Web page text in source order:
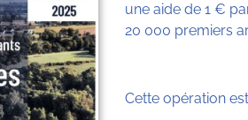
une aide de 1 €
20 000 premiers
Cette opération